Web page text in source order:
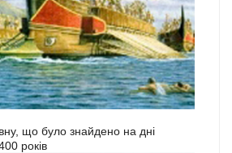
що було знайдено на дні
років